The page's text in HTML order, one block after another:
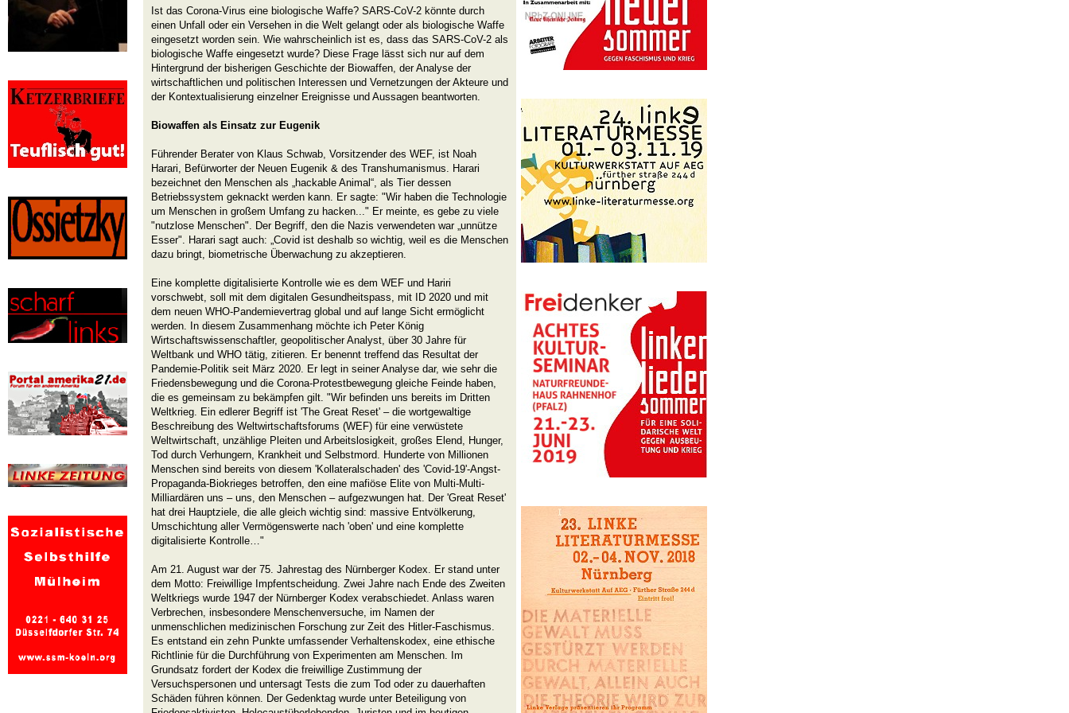
Ist das Corona-Virus eine biologische Waffe? SARS-CoV-2 könnte durch
einen Unfall oder ein Versehen in die Welt gelangt oder als biologische Waffe
eingesetzt worden sein. Wie wahrscheinlich ist es, dass das SARS-CoV-2 als
biologische Waffe eingesetzt wurde? Diese Frage lässt sich nur auf dem
Hintergrund der bisherigen Geschichte der Biowaffen, der Analyse der
wirtschaftlichen und politischen Interessen und Vernetzungen der Akteure und
der Kontextualisierung einzelner Ereignisse und Aussagen beantworten.
Biowaffen als Einsatz zur Eugenik
Führender Berater von Klaus Schwab, Vorsitzender des WEF, ist Noah
Harari, Befürworter der Neuen Eugenik & des Transhumanismus. Harari
bezeichnet den Menschen als „hackable Animal“, als Tier dessen
Betriebssystem geknackt werden kann. Er sagte: "Wir haben die Technologie
um Menschen in großem Umfang zu hacken..." Er meinte, es gebe zu viele
"nutzlose Menschen". Der Begriff, den die Nazis verwendeten war „unnütze
Esser". Harari sagt auch: „Covid ist deshalb so wichtig, weil es die Menschen
dazu bringt, biometrische Überwachung zu akzeptieren.
Eine komplette digitalisierte Kontrolle wie es dem WEF und Hariri
vorschwebt, soll mit dem digitalen Gesundheitspass, mit ID 2020 und mit
dem neuen WHO-Pandemievertrag global und auf lange Sicht ermöglicht
werden. In diesem Zusammenhang möchte ich Peter König
Wirtschaftswissenschaftler, geopolitischer Analyst, über 30 Jahre für
Weltbank und WHO tätig, zitieren. Er benennt treffend das Resultat der
Pandemie-Politik seit März 2020. Er legt in seiner Analyse dar, wie sehr die
Friedensbewegung und die Corona-Protestbewegung gleiche Feinde haben,
die es gemeinsam zu bekämpfen gilt. "Wir befinden uns bereits im Dritten
Weltkrieg. Ein edlerer Begriff ist 'The Great Reset' – die wortgewaltige
Beschreibung des Weltwirtschaftsforums (WEF) für eine verwüstete
Weltwirtschaft, unzählige Pleiten und Arbeitslosigkeit, großes Elend, Hunger,
Tod durch Verhungern, Krankheit und Selbstmord. Hunderte von Millionen
Menschen sind bereits von diesem 'Kollateralschaden' des 'Covid-19'-Angst-
Propaganda-Biokrieges betroffen, den eine mafiöse Elite von Multi-Multi-
Milliardären uns – uns, den Menschen – aufgezwungen hat. Der 'Great Reset'
hat drei Hauptziele, die alle gleich wichtig sind: massive Entvölkerung,
Umschichtung aller Vermögenswerte nach 'oben' und eine komplette
digitalisierte Kontrolle…"
Am 21. August war der 75. Jahrestag des Nürnberger Kodex. Er stand unter
dem Motto: Freiwillige Impfentscheidung. Zwei Jahre nach Ende des Zweiten
Weltkriegs wurde 1947 der Nürnberger Kodex verabschiedet. Anlass waren
Verbrechen, insbesondere Menschenversuche, im Namen der
unmenschlichen medizinischen Forschung zur Zeit des Hitler-Faschismus.
Es entstand ein zehn Punkte umfassender Verhaltenskodex, eine ethische
Richtlinie für die Durchführung von Experimenten am Menschen. Im
Grundsatz fordert der Kodex die freiwillige Zustimmung der
Versuchspersonen und untersagt Tests die zum Tod oder zu dauerhaften
Schäden führen können. Der Gedenktag wurde unter Beteiligung von